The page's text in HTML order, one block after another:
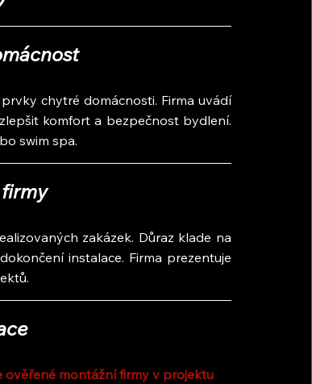
chytré domácnosti. Firma uvádí
komfort a bezpečnost bydlení.
swim spa.
zakázek. Důraz klade na
instalace. Firma prezentuje
montážní firmy v projektu